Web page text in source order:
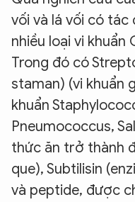
vối và lá vối có tác
nhiều loại vi
Trong đó có
staman) (vi khuẩn
khuẩn
Pneumococcus,
thức ăn trở thành
que), Subtilisin
và peptide, được